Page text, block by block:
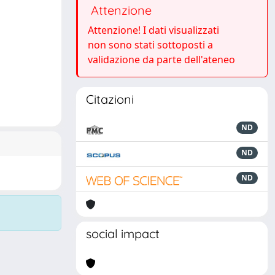
Attenzione
Attenzione! I dati visualizzati
non sono stati sottoposti a
validazione da parte dell'ateneo
Citazioni
ND
ND
ND
social impact